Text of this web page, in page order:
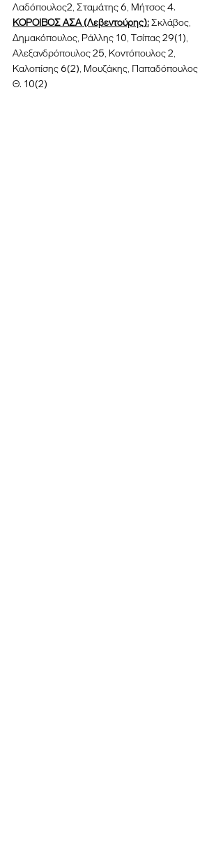
Λαδόπουλος2, Σταμάτης 6, Μήτσος 4.
ΚΟΡΟΙΒΟΣ ΑΣΑ (Λεβεντούρης): Σκλάβος,
Δημακόπουλος, Ράλλης 10, Τσίπας 29(1),
Αλεξανδρόπουλος 25, Κοντόπουλος 2,
Καλοπίσης 6(2), Μουζάκης, Παπαδόπουλος
Θ. 10(2)